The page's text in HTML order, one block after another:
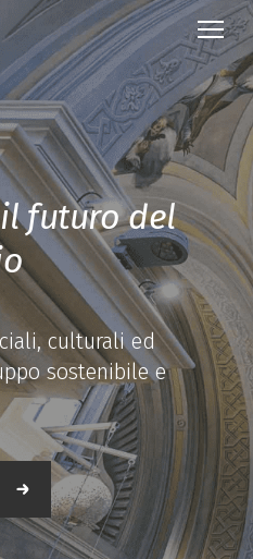
futuro del
culturali ed
sostenibile e